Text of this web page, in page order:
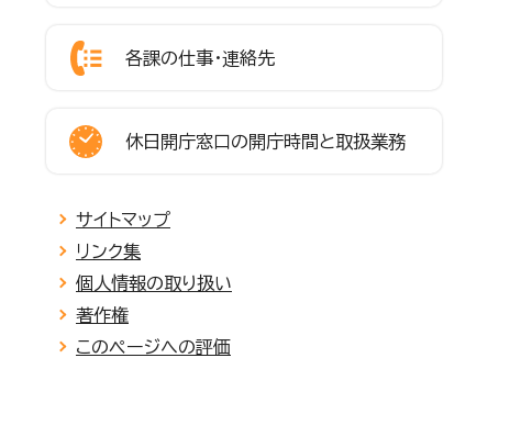
各課の仕事・連絡先
休日開庁窓口の開庁時間と取扱業務
サイトマップ
リンク集
個人情報の取り扱い
著作権
このページへの評価